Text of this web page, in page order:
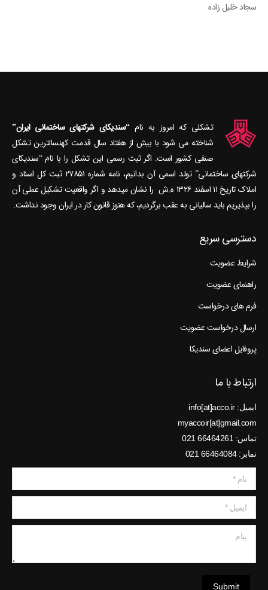
سجاد خلیل زاده
تشکلی که امروز به نام“سندیکای شرکتهای ساختمانی ایران”
شناخته می‎ شود با بیش از هفتاد سال قدمت کهنسال‎ترین تشکل
صنفی کشور است. اگر ثبت رسمی این تشکل را با نام “سندیکای
شرکتهای ساختمانی” تولد اسمی آن بدانیم، نامه شماره ۲۷۸۵۱ ثبت کل اسناد و
املاک تاریخ ۱۱ اسفند ۱۳۲۶ ه.ش را نشان می‎دهد و اگر واقعیت تشکیل عملی آن
را بپذیریم باید سالیانی به عقب برگردیم، که هنوز قانون کار در ایران وجود نداشت.
دسترسی سریع
شرایط عضویت
راهنمای عضویت
فرم های درخواست
ارسال درخواست عضویت
پروفایل اعضای سندیکا
ارتباط با ما
ایمیل: info[at]acco.ir
myaccoir[at]gmail.com
تماس: 66464261 021
نمابر: 66464084 021
نام *
ایمیل *
Submit